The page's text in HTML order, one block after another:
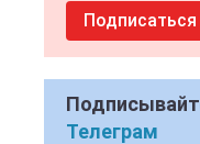
Подписаться
Телеграм